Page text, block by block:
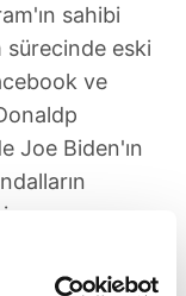
sahibi
sürecinde eski
ve
Joe Biden'ın